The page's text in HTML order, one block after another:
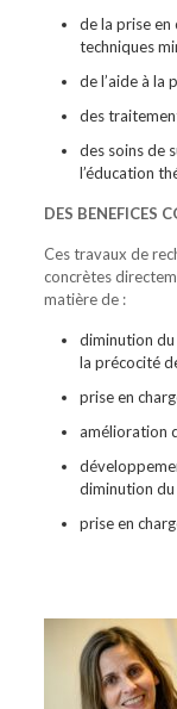
de la prise
techniques
de l’aide à la
des
des soins de
l’éducation
DES BENEFICES
Ces travaux de
concrètes
matière de :
diminution
la précocité
prise en
amélioration
diminution
prise en